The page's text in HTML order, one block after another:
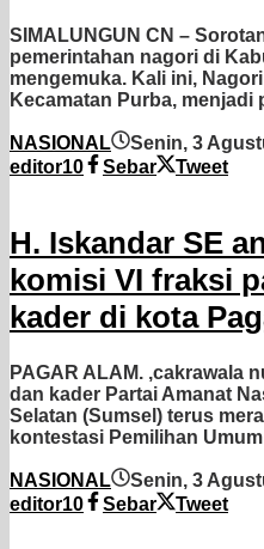
SIMALUNGUN CN –
pemerintahan nagori di
mengemuka. Kali ini,
Kecamatan Purba, menjadi
NASIONAL Senin, 3
editor10
Sebar Tweet
H. Iskandar SE
komisi VI fraksi
kader di kota
PAGAR ALAM. ,cakrawala
dan kader Partai Amanat
Selatan (Sumsel) terus
kontestasi Pemilihan Umum
NASIONAL Senin, 3
editor10
Sebar Tweet